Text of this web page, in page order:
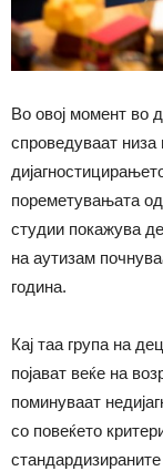
Во овој момент во
спроведуваат
пореметувањата
студии покажува
на аутизам
година.
Кај таа група на
појават веќе на
поминуваат
со повеќето